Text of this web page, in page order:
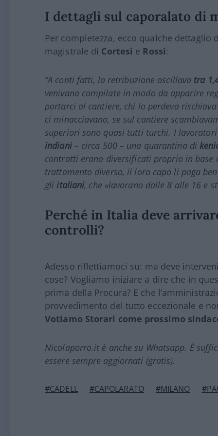
I dettagli sul caporalato di
Per completezza, ecco qualche dettaglio
magistrale di Cortesi e Rossi:
“A conti fatti, la retribuzione oscillava tra
venivano compilate in modo da apparire
portarci al cantiere, chi lo perdeva
ci minacciavano, se sul cantiere
superiori sono quasi tutti turchi. I
indiani– circa 500 – una quarantina di
contratti erano diversificati proprio in base
trattamento diverso, il loro capo li paga
gliitaliani, che «lavorano dalle 8 alle 16 e
Perché in Italia deve
controlli?
Adesso riflettiamoci su: ma deve
cose? Vogliamo iniziare a dire che in
prima della Procura? E che
provvedimento del tutto eccezionale e
Votiamo Storari come prossimo
Nicolaporro.it è anche su Whatsapp. È
essere sempre aggiornati (gratis).
#CADELL #CAPOLARATO #MILANO